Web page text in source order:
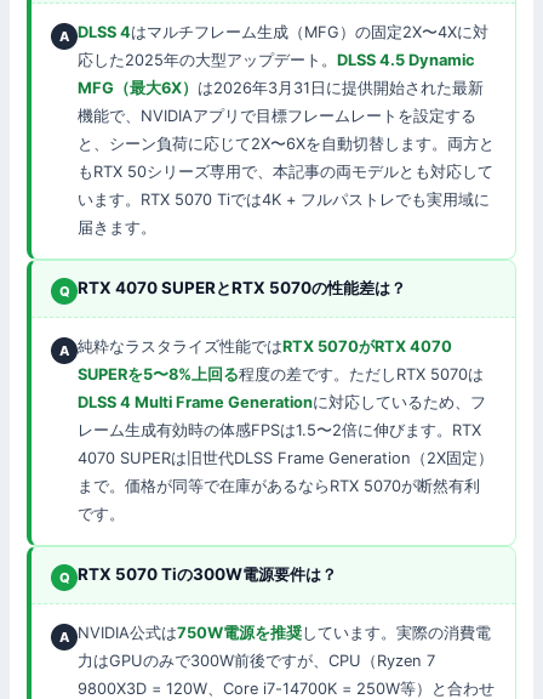
DLSS 4はマルチフレーム生成（MFG）の固定2X〜4Xに対
応した2025年の大型アップデート。DLSS 4.5 Dynamic
MFG（最大6X） は2026年3月31日に提供開始された最新
機能で、NVIDIAアプリで目標フレームレートを設定する
と、シーン負荷に応じて2X〜6Xを自動切替します。両方と
もRTX 50シリーズ専用で、本記事の両モデルとも対応して
います。RTX 5070 Tiでは4K + フルパストレでも実用域に
届きます。
RTX 4070 SUPERとRTX 5070の性能差は？
純粋なラスタライズ性能ではRTX 5070がRTX 4070
SUPERを5〜8%上回る程度の差です。ただしRTX 5070は
DLSS 4 Multi Frame Generationに対応しているため、フ
レーム生成有効時の体感FPSは1.5〜2倍に伸びます。RTX
4070 SUPERは旧世代DLSS Frame Generation（2X固定）
まで。価格が同等で在庫があるならRTX 5070が断然有利
です。
RTX 5070 Tiの300W電源要件は？
NVIDIA公式は750W電源を推奨しています。実際の消費電
力はGPUのみで300W前後ですが、CPU（Ryzen 7
9800X3D = 120W、Core i7-14700K = 250W等）と合わせ